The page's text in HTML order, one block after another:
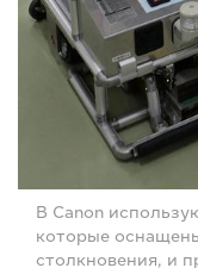
В Canon
которые
столкновения, и